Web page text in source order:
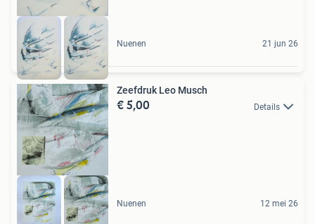
Nuenen 21 jun 26
Zeefdruk Leo Musch
€ 5,00 Details
Nuenen 12 mei 26